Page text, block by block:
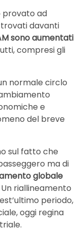
provato ad
davanti
sono aumentati
compresi gli
normale circlo
e
del breve
sul fatto che
ma di
globale
Un riallineamento
periodo,
oggi regina